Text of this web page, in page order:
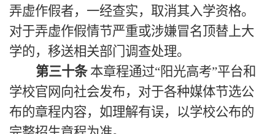
弄虚作假者，一经查实，取消其入学资格。
对于弄虚作假情节严重或涉嫌冒名顶替上大
学的，移送相关部门调查处理。
第三十条 本章程通过“阳光高考”平台和
学校官网向社会发布，对于各种媒体节选公
布的章程内容，如理解有误，以学校公布的